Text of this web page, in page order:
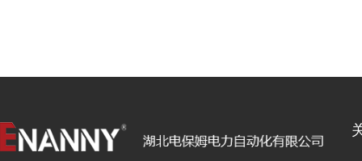
ENS-30012D 蓄电池放电仪 ENS-